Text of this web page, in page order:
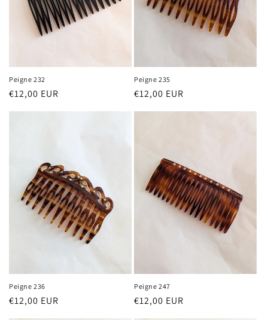
Peigne 232
Prix
€12,00 EUR
Peigne 235
Prix
€12,00 EUR
Peigne 236
Prix
€12,00 EUR
Peigne 247
Prix
€12,00 EUR